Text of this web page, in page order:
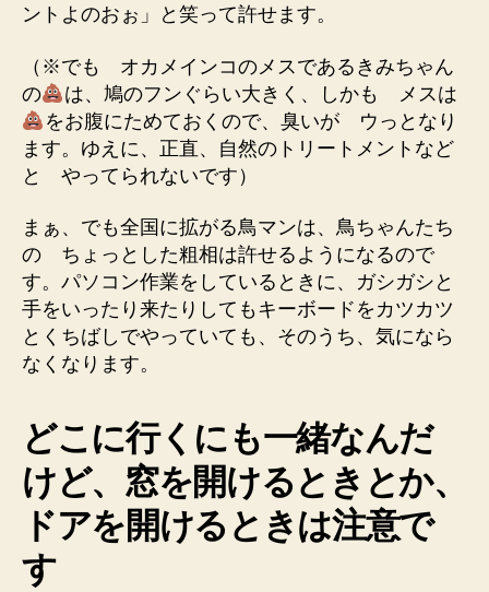
ントよのおぉ」と笑って許せます。
（※でも オカメインコのメスであるきみちゃん
の
は、鳩のフンぐらい大きく、しかも メスは
をお腹にためておくので、臭いが ウっとなり
ます。ゆえに、正直、自然のトリートメントなど
と やってられないです）
まぁ、でも全国に拡がる鳥マンは、鳥ちゃんたち
の ちょっとした粗相は許せるようになるので
す。パソコン作業をしているときに、ガシガシと
手をいったり来たりしてもキーボードをカツカツ
とくちばしでやっていても、そのうち、気になら
なくなります。
どこに行くにも一緒なんだ
けど、窓を開けるときとか、
ドアを開けるときは注意で
す